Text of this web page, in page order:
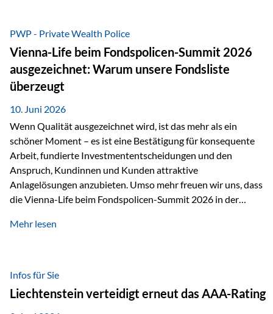
Leitfähigkeit aller Metalle. Diese Eigenschaft macht es für
zahlreiche Zukunftstechnologien praktisch unverzichtbar.
Silber findet sich unter anderem in: Solarmodulen
Elektrofahrzeugen Halbleitern Smartphones und Tablets…
PWP - Private Wealth Police
Vienna-Life beim Fondspolicen-Summit 2026
ausgezeichnet: Warum unsere Fondsliste
überzeugt
10. Juni 2026
Wenn Qualität ausgezeichnet wird, ist das mehr als ein
schöner Moment – es ist eine Bestätigung für konsequente
Arbeit, fundierte Investmententscheidungen und den
Anspruch, Kundinnen und Kunden attraktive
Anlagelösungen anzubieten. Umso mehr freuen wir uns, dass
die Vienna-Life beim Fondspolicen-Summit 2026 in der
dieser Ehrung ist der renommierte Fondspolicenreport der
analysiert und verglichen wurden. Das Ergebnis: Die ETF-
Auswahl der Vienna-Life zählt zu den drei besten Angeboten
am Markt. Für uns ist diese Auszeichnung eine Bestätigung
Mehr lesen
Infos für Sie
Liechtenstein verteidigt erneut das AAA-Rating